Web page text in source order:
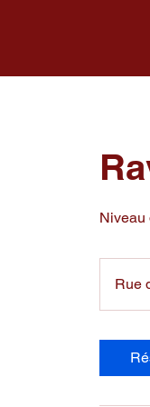
Niveau
Rue